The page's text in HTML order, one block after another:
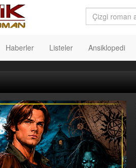
Haberler Listeler Ansiklopedi